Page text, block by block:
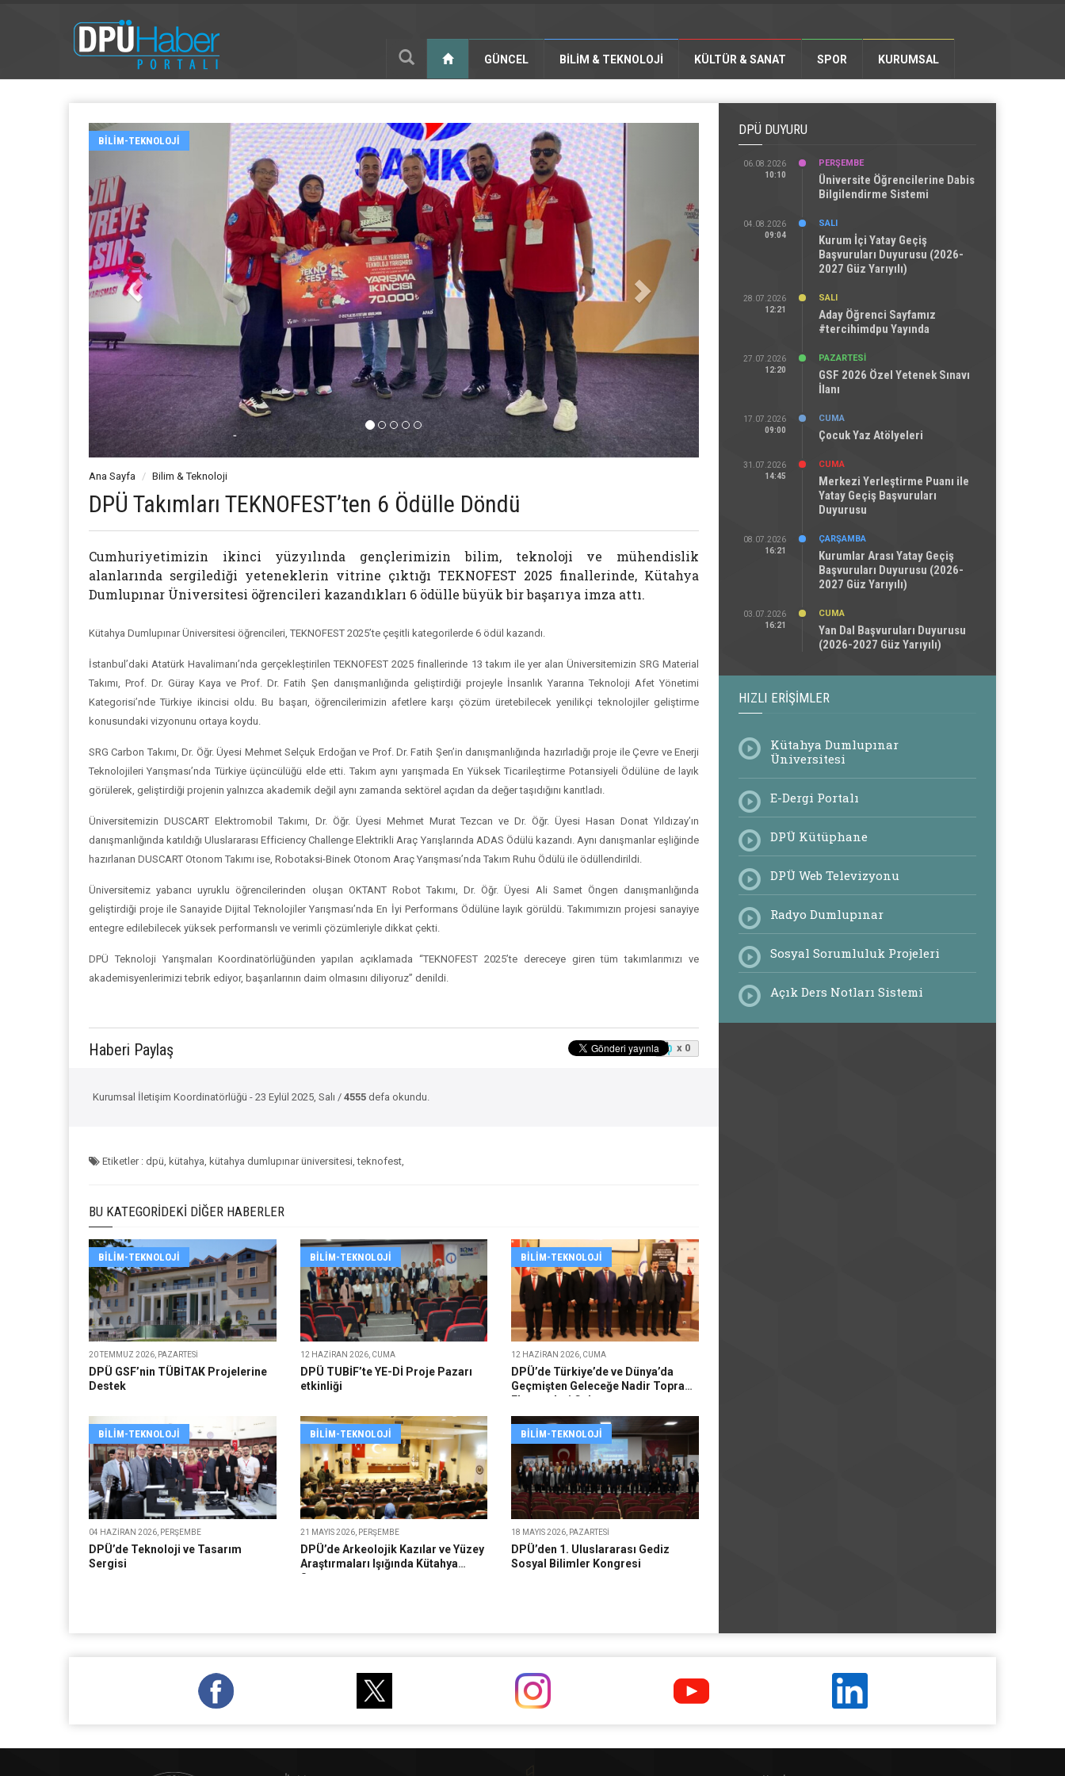
GÜNCEL BILIM & TEKNOLOJI KÜLTÜR & SANAT SPOR KURUMSAL
BILIM-TEKNOLOJI
Ana Sayfa Bilim & Teknoloji
DPÜ Takımları TEKNOFEST’ten 6 Ödülle Döndü
Cumhuriyetimizin ikinci yüzyılında gençlerimizin bilim, teknoloji ve mühendislik
alanlarında sergilediği yeteneklerin vitrine çıktığı TEKNOFEST 2025 finallerinde, Kütahya
Dumlupınar Üniversitesi öğrencileri kazandıkları 6 ödülle büyük bir başarıya imza attı.
Kütahya Dumlupınar Üniversitesi öğrencileri, TEKNOFEST 2025’te çeşitli kategorilerde 6 ödül kazandı.
İstanbul’daki Atatürk Havalimanı’nda gerçekleştirilen TEKNOFEST 2025 finallerinde 13 takım ile yer alan Üniversitemizin SRG Material
Takımı, Prof. Dr. Güray Kaya ve Prof. Dr. Fatih Şen danışmanlığında geliştirdiği projeyle İnsanlık Yararına Teknoloji Afet Yönetimi
Kategorisi’nde Türkiye ikincisi oldu. Bu başarı, öğrencilerimizin afetlere karşı çözüm üretebilecek yenilikçi teknolojiler geliştirme
konusundaki vizyonunu ortaya koydu.
SRG Carbon Takımı, Dr. Öğr. Üyesi Mehmet Selçuk Erdoğan ve Prof. Dr. Fatih Şen’in danışmanlığında hazırladığı proje ile Çevre ve Enerji
Teknolojileri Yarışması’nda Türkiye üçüncülüğü elde etti. Takım aynı yarışmada En Yüksek Ticarileştirme Potansiyeli Ödülüne de layık
görülerek, geliştirdiği projenin yalnızca akademik değil aynı zamanda sektörel açıdan da değer taşıdığını kanıtladı.
Üniversitemizin DUSCART Elektromobil Takımı, Dr. Öğr. Üyesi Mehmet Murat Tezcan ve Dr. Öğr. Üyesi Hasan Donat Yıldızay’ın
danışmanlığında katıldığı Uluslararası Efficiency Challenge Elektrikli Araç Yarışlarında ADAS Ödülü kazandı. Aynı danışmanlar eşliğinde
hazırlanan DUSCART Otonom Takımı ise, Robotaksi-Binek Otonom Araç Yarışması’nda Takım Ruhu Ödülü ile ödüllendirildi.
Üniversitemiz yabancı uyruklu öğrencilerinden oluşan OKTANT Robot Takımı, Dr. Öğr. Üyesi Ali Samet Öngen danışmanlığında
geliştirdiği proje ile Sanayide Dijital Teknolojiler Yarışması’nda En İyi Performans Ödülüne layık görüldü. Takımımızın projesi sanayiye
entegre edilebilecek yüksek performanslı ve verimli çözümleriyle dikkat çekti.
DPÜ Teknoloji Yarışmaları Koordinatörlüğünden yapılan açıklamada “TEKNOFEST 2025’te dereceye giren tüm takımlarımızı ve
akademisyenlerimizi tebrik ediyor, başarılarının daim olmasını diliyoruz” denildi.
Haberi Paylaş x 0
Kurumsal İletişim Koordinatörlüğü - 23 Eylül 2025, Salı / 4555 defa okundu.
Etiketler : dpü, kütahya, kütahya dumlupınar üniversitesi, teknofest,
BU KATEGORIDEKI DIĞER HABERLER
BILIM-TEKNOLOJI
20 TEMMUZ 2026, PAZARTESI
DPÜ GSF’nin TÜBİTAK Projelerine
Destek
BILIM-TEKNOLOJI
12 HAZIRAN 2026, CUMA
DPÜ TUBİF’te YE-Dİ Proje Pazarı
etkinliği
BILIM-TEKNOLOJI
12 HAZIRAN 2026, CUMA
DPÜ’de Türkiye’de ve Dünya’da
Geçmişten Geleceğe Nadir Toprak
Elementleri Çalıştayı
BILIM-TEKNOLOJI
04 HAZIRAN 2026, PERŞEMBE
DPÜ’de Teknoloji ve Tasarım
Sergisi
BILIM-TEKNOLOJI
21 MAYIS 2026, PERŞEMBE
DPÜ’de Arkeolojik Kazılar ve Yüzey
Araştırmaları Işığında Kütahya
Sempozyumu
BILIM-TEKNOLOJI
18 MAYIS 2026, PAZARTESI
DPÜ’den 1. Uluslararası Gediz
Sosyal Bilimler Kongresi
DPÜ DUYURU
06.08.2026
10:10
PERŞEMBE
Üniversite Öğrencilerine Dabis
Bilgilendirme Sistemi
04.08.2026
09:04
SALI
Kurum İçi Yatay Geçiş
Başvuruları Duyurusu (2026-
2027 Güz Yarıyılı)
28.07.2026
12:21
SALI
Aday Öğrenci Sayfamız
#tercihimdpu Yayında
27.07.2026
12:20
PAZARTESI
GSF 2026 Özel Yetenek Sınavı
İlanı
17.07.2026
09:00
CUMA
Çocuk Yaz Atölyeleri
31.07.2026
14:45
CUMA
Merkezi Yerleştirme Puanı ile
Yatay Geçiş Başvuruları
Duyurusu
08.07.2026
16:21
ÇARŞAMBA
Kurumlar Arası Yatay Geçiş
Başvuruları Duyurusu (2026-
2027 Güz Yarıyılı)
03.07.2026
16:21
CUMA
Yan Dal Başvuruları Duyurusu
(2026-2027 Güz Yarıyılı)
HIZLI ERIŞIMLER
Kütahya Dumlupınar
Üniversitesi
E-Dergi Portalı
DPÜ Kütüphane
DPÜ Web Televizyonu
Radyo Dumlupınar
Sosyal Sorumluluk Projeleri
Açık Ders Notları Sistemi